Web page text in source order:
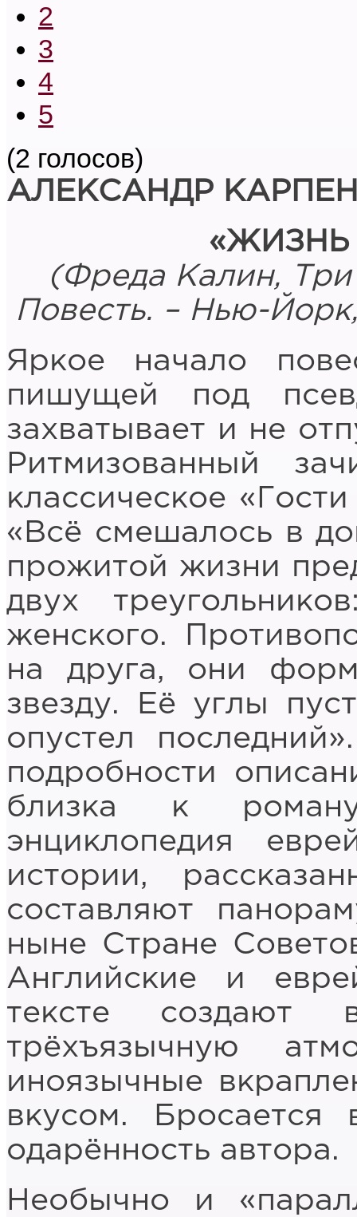
2
3
4
5
(2 голосов)
АЛЕКСАНДР
«ЖИЗНЬ
(Фреда Калин, Три
Повесть. – Нью-
Яркое начало
пишущей под
захватывает и не
Ритмизованный
классическое
«Всё смешалось в
прожитой жизни
двух
женского.
на друга, они
звезду. Её углы
опустел
подробности
близка к
энциклопедия
истории,
составляют
ныне Стране
Английские и
тексте создают
трёхъязычную
иноязычные
вкусом. Бросается
одарённость автора.
Необычно и